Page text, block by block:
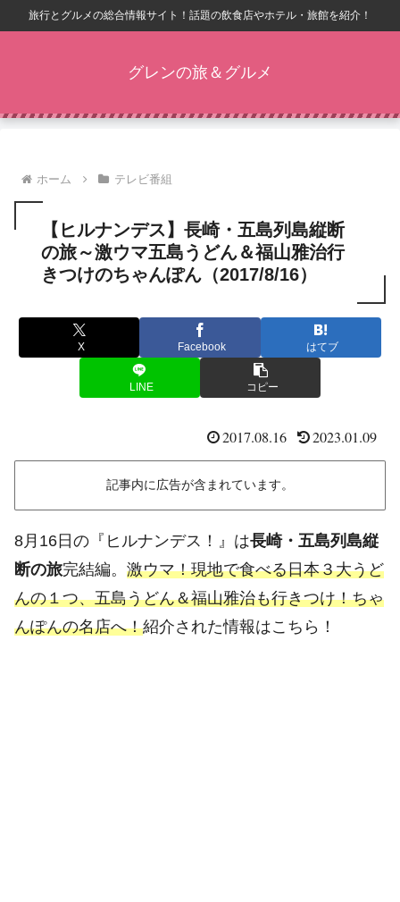
旅行とグルメの総合情報サイト！話題の飲食店やホテル・旅館を紹介！
グレンの旅＆グルメ
ホーム テレビ番組
【ヒルナンデス】長崎・五島列島縦断
の旅～激ウマ五島うどん＆福山雅治行
きつけのちゃんぽん（2017/8/16）
X Facebook はてブ
LINE コピー
2017.08.16 2023.01.09
記事内に広告が含まれています。
8月16日の『ヒルナンデス！』は長崎・五島列島縦
断の旅完結編。 激ウマ！現地で食べる日本３大うど
んの１つ、五島うどん＆福山雅治も行きつけ！ちゃ
んぽんの名店へ！紹介された情報はこちら！